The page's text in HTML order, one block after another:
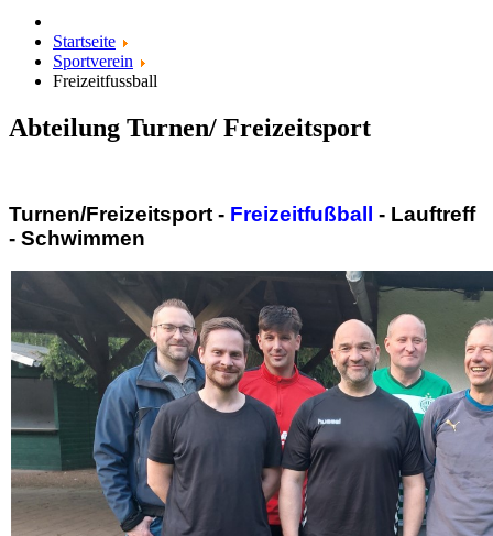
Startseite
Sportverein
Freizeitfussball
Abteilung Turnen/ Freizeitsport
Turnen/Freizeitsport - Freizeitfußball - Lauftreff
- Schwimmen